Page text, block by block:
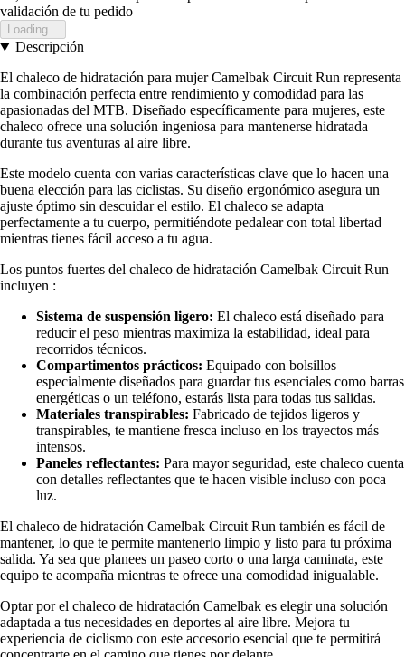
validación de tu pedido
Loading...
Descripción
El chaleco de hidratación para mujer Camelbak Circuit Run representa
la combinación perfecta entre rendimiento y comodidad para las
apasionadas del MTB. Diseñado específicamente para mujeres, este
chaleco ofrece una solución ingeniosa para mantenerse hidratada
durante tus aventuras al aire libre.
Este modelo cuenta con varias características clave que lo hacen una
buena elección para las ciclistas. Su diseño ergonómico asegura un
ajuste óptimo sin descuidar el estilo. El chaleco se adapta
perfectamente a tu cuerpo, permitiéndote pedalear con total libertad
mientras tienes fácil acceso a tu agua.
Los puntos fuertes del chaleco de hidratación Camelbak Circuit Run
incluyen :
Sistema de suspensión ligero: El chaleco está diseñado para
reducir el peso mientras maximiza la estabilidad, ideal para
recorridos técnicos.
Compartimentos prácticos: Equipado con bolsillos
especialmente diseñados para guardar tus esenciales como barras
energéticas o un teléfono, estarás lista para todas tus salidas.
Materiales transpirables: Fabricado de tejidos ligeros y
transpirables, te mantiene fresca incluso en los trayectos más
intensos.
Paneles reflectantes: Para mayor seguridad, este chaleco cuenta
con detalles reflectantes que te hacen visible incluso con poca
luz.
El chaleco de hidratación Camelbak Circuit Run también es fácil de
mantener, lo que te permite mantenerlo limpio y listo para tu próxima
salida. Ya sea que planees un paseo corto o una larga caminata, este
equipo te acompaña mientras te ofrece una comodidad inigualable.
Optar por el chaleco de hidratación Camelbak es elegir una solución
adaptada a tus necesidades en deportes al aire libre. Mejora tu
experiencia de ciclismo con este accesorio esencial que te permitirá